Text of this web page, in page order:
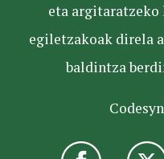
eta argitaratzeko
egiletzakoak direla
baldintza